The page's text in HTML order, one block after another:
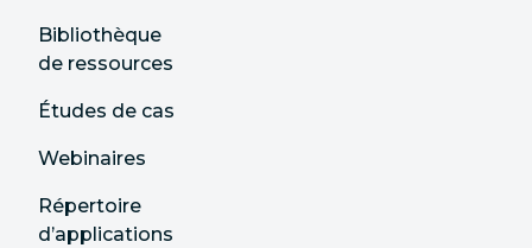
Bibliothèque
de ressources
Études de cas
Webinaires
Répertoire
d’applications